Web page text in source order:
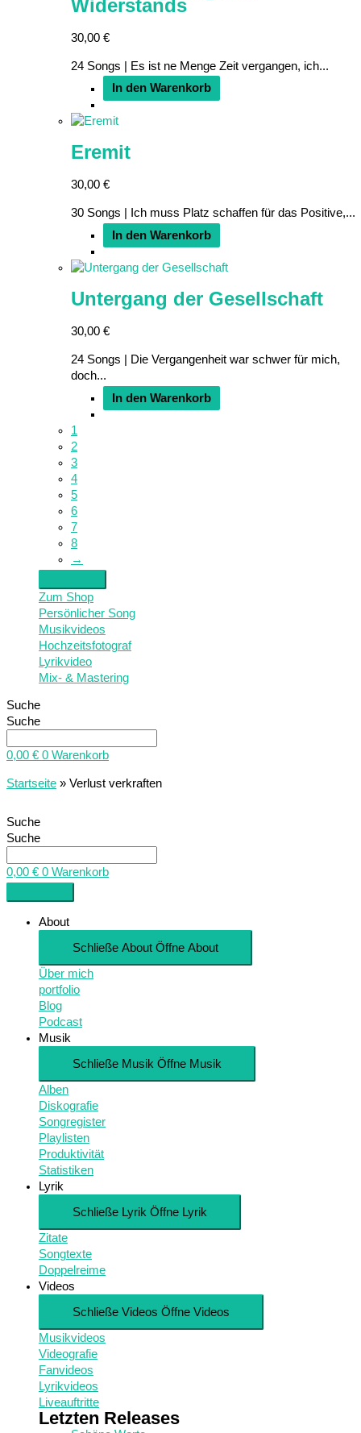
Widerstands
30,00 €
24 Songs | Es ist ne Menge Zeit vergangen, ich...
In den Warenkorb
Eremit
30,00 €
30 Songs | Ich muss Platz schaffen für das Positive,...
In den Warenkorb
Untergang der Gesellschaft
30,00 €
24 Songs | Die Vergangenheit war schwer für mich,
doch...
In den Warenkorb
1
2
3
4
5
6
7
8
→
Zum Shop
Persönlicher Song
Musikvideos
Hochzeitsfotograf
Lyrikvideo
Mix- & Mastering
Suche
Suche
0,00 € 0 Warenkorb
Startseite » Verlust verkraften
Suche
Suche
0,00 € 0 Warenkorb
About
Schließe About Öffne About
Über mich
portfolio
Blog
Podcast
Musik
Schließe Musik Öffne Musik
Alben
Diskografie
Songregister
Playlisten
Produktivität
Statistiken
Lyrik
Schließe Lyrik Öffne Lyrik
Zitate
Songtexte
Doppelreime
Videos
Schließe Videos Öffne Videos
Musikvideos
Videografie
Fanvideos
Lyrikvideos
Liveauftritte
Letzten Releases